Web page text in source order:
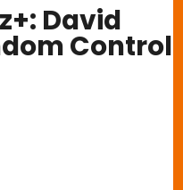
David
Control